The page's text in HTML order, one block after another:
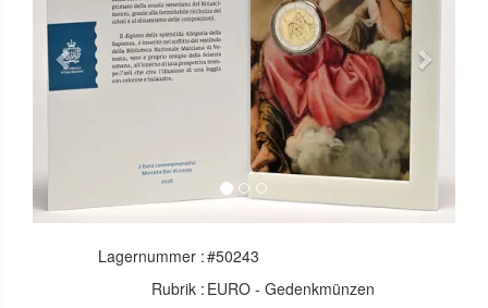
Previous Next
Lagernummer :#50243
Rubrik : EURO - Gedenkmünzen